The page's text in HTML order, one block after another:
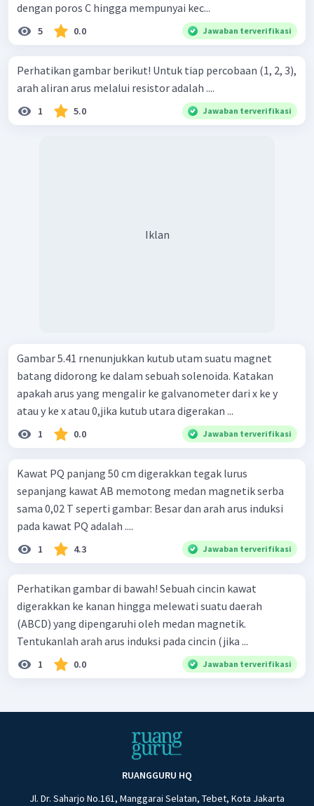
dengan poros C hingga mempunyai kec...
5 0.0 Jawaban terverifikasi
Perhatikan gambar berikut! Untuk tiap percobaan (1, 2, 3),
arah aliran arus melalui resistor adalah ....
1 5.0 Jawaban terverifikasi
Iklan
Gambar 5.41 rnenunjukkan kutub utam suatu magnet
batang didorong ke dalam sebuah solenoida. Katakan
apakah arus yang mengalir ke galvanometer dari x ke y
atau y ke x atau 0,jika kutub utara digerakan ...
1 0.0 Jawaban terverifikasi
Kawat PQ panjang 50 cm digerakkan tegak lurus
sepanjang kawat AB memotong medan magnetik serba
sama 0,02 T seperti gambar: Besar dan arah arus induksi
pada kawat PQ adalah ....
1 4.3 Jawaban terverifikasi
Perhatikan gambar di bawah! Sebuah cincin kawat
digerakkan ke kanan hingga melewati suatu daerah
(ABCD) yang dipengaruhi oleh medan magnetik.
Tentukanlah arah arus induksi pada cincin (jika ...
1 0.0 Jawaban terverifikasi
RUANGGURU HQ
Jl. Dr. Saharjo No.161, Manggarai Selatan, Tebet, Kota Jakarta